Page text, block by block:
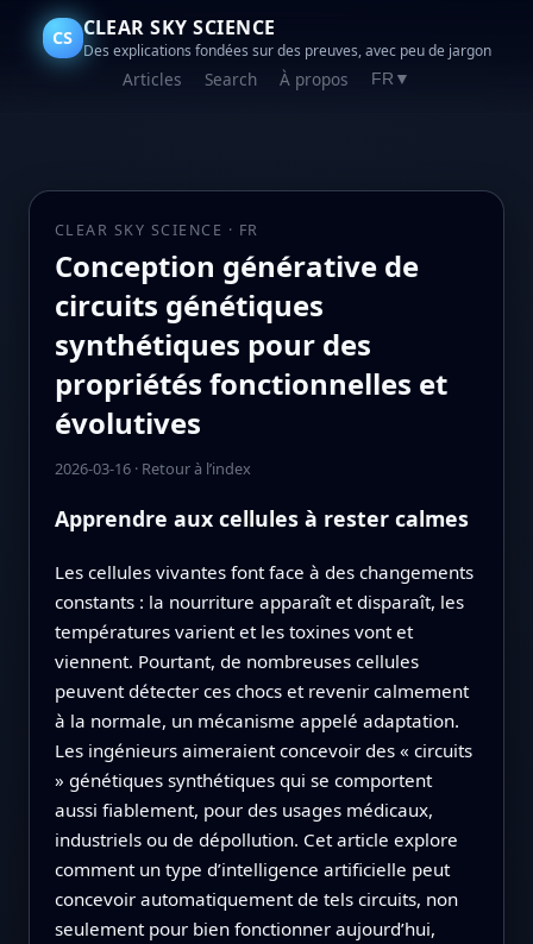
CS CLEAR SKY SCIENCE
Des explications fondées sur des preuves, avec peu de jargon
Articles Search À propos FR ▼
CLEAR SKY SCIENCE · FR
Conception générative de
circuits génétiques
synthétiques pour des
propriétés fonctionnelles et
évolutives
2026-03-16· Retour à l’index
Apprendre aux cellules à rester calmes
Les cellules vivantes font face à des changements
constants : la nourriture apparaît et disparaît, les
températures varient et les toxines vont et
viennent. Pourtant, de nombreuses cellules
peuvent détecter ces chocs et revenir calmement
à la normale, un mécanisme appelé adaptation.
Les ingénieurs aimeraient concevoir des « circuits
» génétiques synthétiques qui se comportent
aussi fiablement, pour des usages médicaux,
industriels ou de dépollution. Cet article explore
comment un type d’intelligence artificielle peut
concevoir automatiquement de tels circuits, non
seulement pour bien fonctionner aujourd’hui,